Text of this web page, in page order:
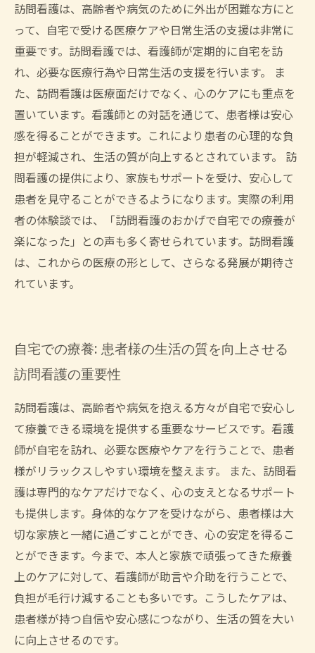
訪問看護は、高齢者や病気のために外出が困難な方にと
って、自宅で受ける医療ケアや日常生活の支援は非常に
重要です。訪問看護では、看護師が定期的に自宅を訪
れ、必要な医療行為や日常生活の支援を行います。 ま
た、訪問看護は医療面だけでなく、心のケアにも重点を
置いています。看護師との対話を通じて、患者様は安心
感を得ることができます。これにより患者の心理的な負
担が軽減され、生活の質が向上するとされています。 訪
問看護の提供により、家族もサポートを受け、安心して
患者を見守ることができるようになります。実際の利用
者の体験談では、「訪問看護のおかげで自宅での療養が
楽になった」との声も多く寄せられています。訪問看護
は、これからの医療の形として、さらなる発展が期待さ
れています。
自宅での療養: 患者様の生活の質を向上させる
訪問看護の重要性
訪問看護は、高齢者や病気を抱える方々が自宅で安心し
て療養できる環境を提供する重要なサービスです。看護
師が自宅を訪れ、必要な医療やケアを行うことで、患者
様がリラックスしやすい環境を整えます。 また、訪問看
護は専門的なケアだけでなく、心の支えとなるサポート
も提供します。身体的なケアを受けながら、患者様は大
切な家族と一緒に過ごすことができ、心の安定を得るこ
とができます。今まで、本人と家族で頑張ってきた療養
上のケアに対して、看護師が助言や介助を行うことで、
負担が毛行け減することも多いです。こうしたケアは、
患者様が持つ自信や安心感につながり、生活の質を大い
に向上させるのです。